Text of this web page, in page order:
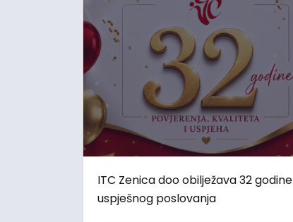
ITC Zenica doo obilježava 32 godine
uspješnog poslovanja